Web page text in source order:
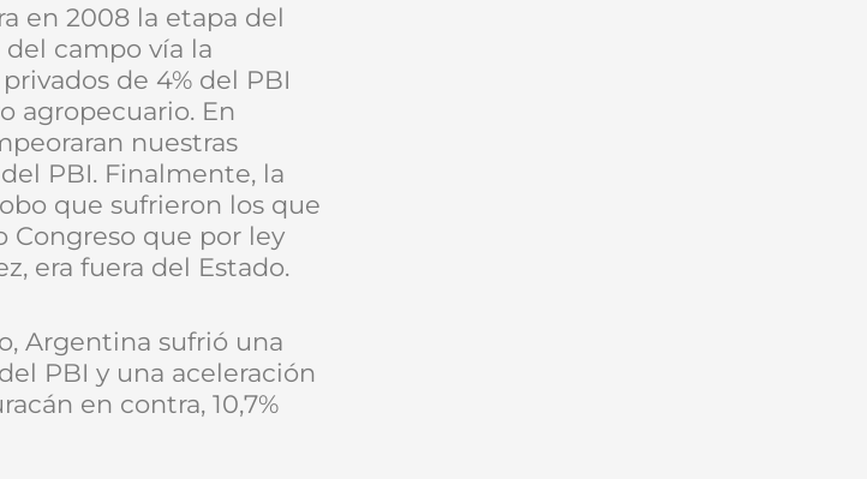
en 2008 la etapa del
campo vía la
de 4% del PBI
agropecuario. En
nuestras
PBI. Finalmente, la
que sufrieron los que
Congreso que por ley
era fuera del Estado.
Argentina sufrió una
PBI y una aceleración
en contra, 10,7%